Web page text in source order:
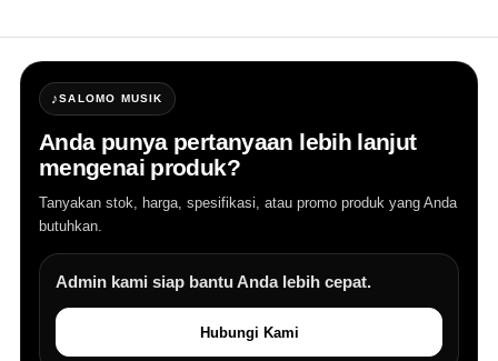
♪SALOMO MUSIK
Anda punya pertanyaan lebih lanjut
mengenai produk?
Tanyakan stok, harga, spesifikasi, atau promo produk yang Anda
butuhkan.
Admin kami siap bantu Anda lebih cepat.
Hubungi Kami